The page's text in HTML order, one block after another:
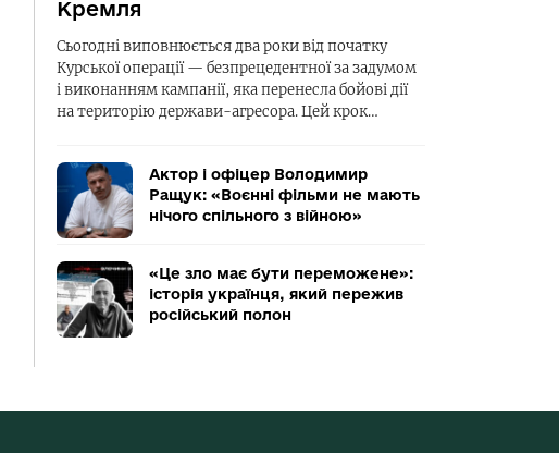
Кремля
Сьогодні виповнюється два роки від початку
Курської операції — безпрецедентної за задумом
і виконанням кампанії, яка перенесла бойові дії
на територію держави-агресора. Цей крок…
Актор і офіцер Володимир
Ращук: «Воєнні фільми не мають
нічого спільного з війною»
«Це зло має бути переможене»:
історія українця, який пережив
російський полон